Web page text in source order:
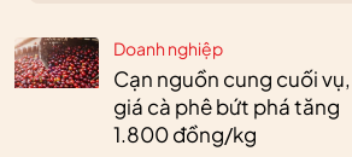
Doanh nghiệp
Cạn nguồn cung cuối vụ,
giá cà phê bứt phá tăng
1.800 đồng/kg